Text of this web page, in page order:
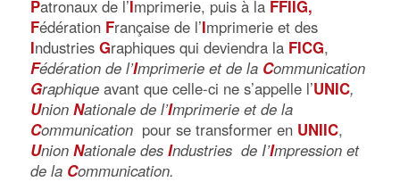
Patronaux de l’Imprimerie, puis à la FFIIG,
Fédération Française de l’Imprimerie et des
Industries Graphiques qui deviendra la FICG,
Fédération de l’Imprimerie et de la Communication
Graphique avant que celle-ci ne s’appelle l’UNIC,
Union Nationale de l’Imprimerie et de la
Communication pour se transformer en UNIIC,
Union Nationale des Industries de I’Impression et
de la Communication.